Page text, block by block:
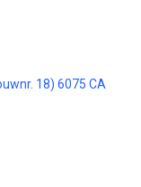
18) 6075 CA